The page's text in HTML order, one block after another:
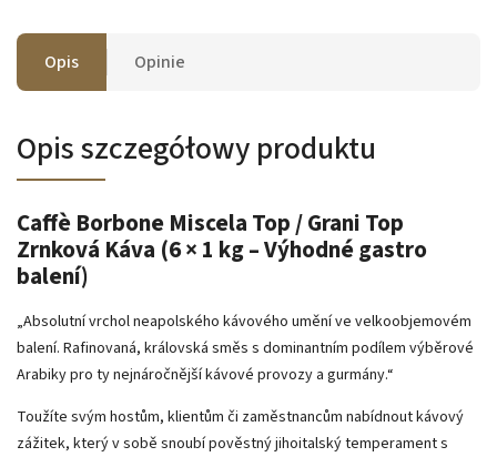
Opis Opinie
Opis szczegółowy produktu
Caffè Borbone Miscela Top / Grani Top
Zrnková Káva (6 × 1 kg – Výhodné gastro
balení)
„Absolutní vrchol neapolského kávového umění ve velkoobjemovém
balení. Rafinovaná, královská směs s dominantním podílem výběrové
Arabiky pro ty nejnáročnější kávové provozy a gurmány.“
Toužíte svým hostům, klientům či zaměstnancům nabídnout kávový
zážitek, který v sobě snoubí pověstný jihoitalský temperament s